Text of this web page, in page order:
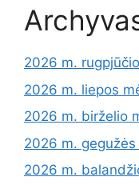
2026 m.
2026 m. liepos
2026 m. birželio
2026 m. gegužės
2026 m.